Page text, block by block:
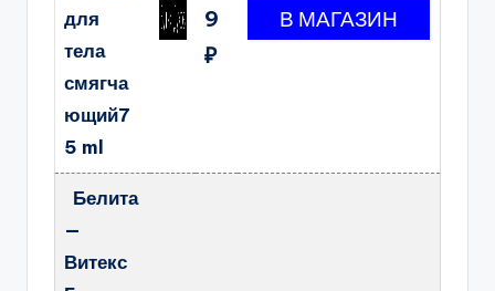
для
тела
смягча
ющий7
5 ml
9
₽
Белита
—
Витекс